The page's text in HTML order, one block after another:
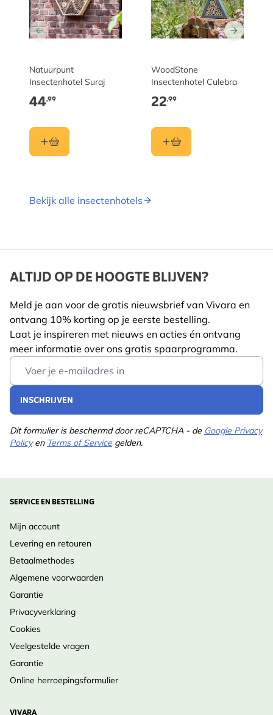
Natuurpunt
Insectenhotel Suraj
44,99
WoodStone
Insectenhotel Culebra
22,99
Bekijk alle insectenhotels
ALTIJD OP DE HOOGTE BLIJVEN?
Meld je aan voor de gratis nieuwsbrief van Vivara en
ontvang 10% korting op je eerste bestelling.
Laat je inspireren met nieuws en acties én ontvang
meer informatie over ons gratis spaarprogramma.
Email Address
INSCHRIJVEN
Dit formulier is beschermd door reCAPTCHA - de Google Privacy
Policyen Terms of Service gelden.
SERVICE EN BESTELLING
Mijn account
Levering en retouren
Betaalmethodes
Algemene voorwaarden
Garantie
Privacyverklaring
Cookies
Veelgestelde vragen
Garantie
Online herroepingsformulier